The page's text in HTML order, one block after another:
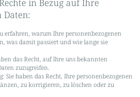
in Bezug auf Ihre
Daten:
erfahren, warum Ihre personenbezogenen
was damit passiert und wie lange sie
das Recht, auf Ihre uns bekannten
zuzugreifen.
Sie haben das Recht, Ihre personenbezogenen
zu korrigieren, zu löschen oder zu